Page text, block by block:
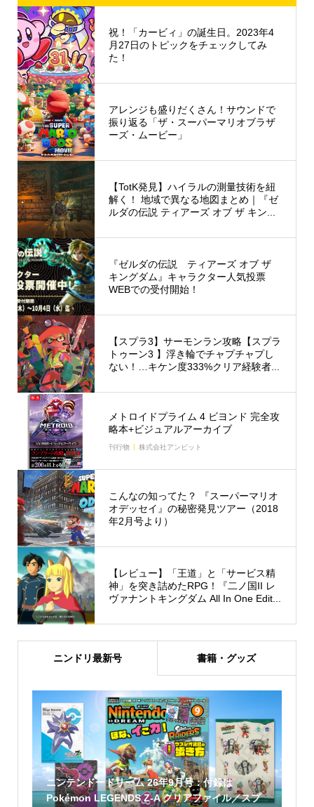
祝！「カービィ」の誕生日。2023年4
月27日のトピックをチェックしてみ
た！
アレンジも盛りだくさん！サウンドで
振り返る「ザ・スーパーマリオブラザ
ーズ・ムービー」
【TotK発見】ハイラルの測量技術を紐
解く！ 地域で異なる地図まとめ｜『ゼ
ルダの伝説 ティアーズ オブ ザ キン...
『ゼルダの伝説 ティアーズ オブ ザ
キングダム』キャラクター人気投票
WEBでの受付開始！
【スプラ3】サーモンラン攻略【スプラ
トゥーン3 】浮き輪でチャプチャプし
ない！…キケン度333%クリア経験者...
メトロイドプライム 4 ビヨンド 完全攻
略本+ビジュアルアーカイブ
刊行物 株式会社アンビット
こんなの知ってた？ 『スーパーマリオ
オデッセイ』の秘密発見ツアー（2018
年2月号より）
【レビュー】「王道」と「サービス精
神」を突き詰めたRPG！『二ノ国II レ
ヴァナントキングダム All In One Edit...
ニンドリ最新号 書籍・グッズ
ニンテンドードリーム 26年9月号：付録は
Pokémon LEGENDS Z-A クリアファイル／スプ